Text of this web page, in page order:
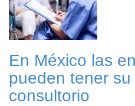
En México las
pueden tener su
consultorio